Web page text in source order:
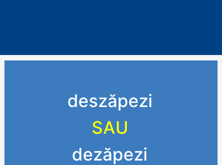
deszăpezi
SAU
dezăpezi